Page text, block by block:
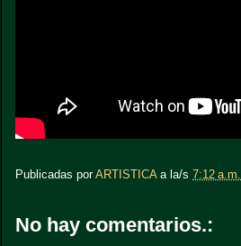
Publicadas porARTISTICA a la/s 7:12 a.m.
No hay comentarios.: